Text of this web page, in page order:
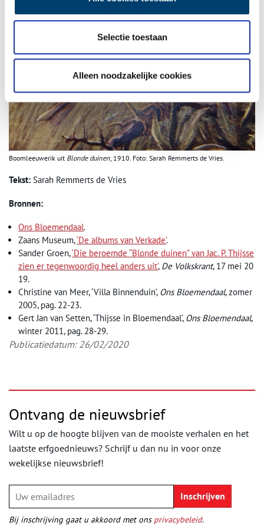
Selectie toestaan
Alleen noodzakelijke cookies
Boomleeuwerik uit Blonde duinen, 1910. Foto: Sarah Remmerts de Vries.
Tekst: Sarah Remmerts de Vries
Bronnen:
Ons Bloemendaal.
Zaans Museum,‘De albums van Verkade’.
Sander Groen,‘Die beroemde “Blonde duinen” van Jac. P. Thijsse
zien er tegenwoordig heel anders uit’, De Volkskrant, 17 mei 20
19.
Christine van Meer, ‘Villa Binnenduin’, Ons Bloemendaal, zomer
2005, pag. 22-23.
Gert Jan van Setten, ‘Thijsse in Bloemendaal’, Ons Bloemendaal,
winter 2011, pag. 28-29.
Publicatiedatum: 26/02/2020
Ontvang de nieuwsbrief
Wilt u op de hoogte blijven van de mooiste verhalen en het
laatste erfgoednieuws? Schrijf u dan nu in voor onze
wekelijkse nieuwsbrief!
Bij inschrijving gaat u akkoord met ons privacybeleid.